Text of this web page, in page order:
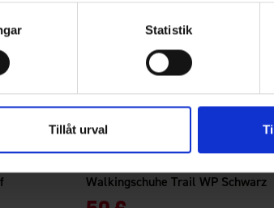
Statistik
Tillåt urval
Walkingschuhe Trail WP Schwarz